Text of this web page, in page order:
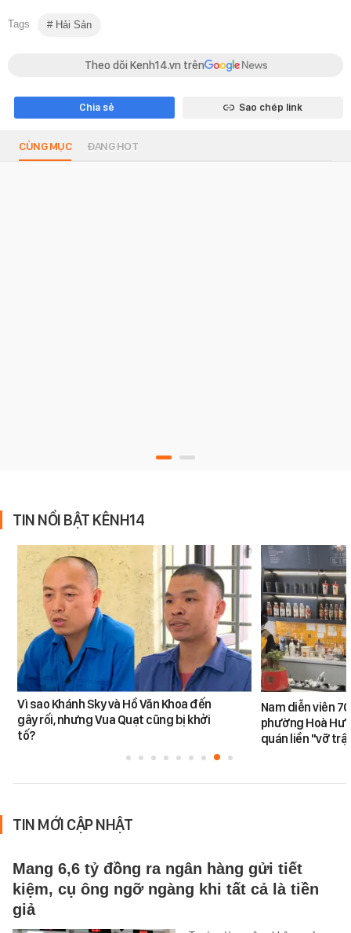
Tags Hải Sản
Theo dõi Kenh14.vn trên
Chia sẻ Sao chép link
CÙNG MỤC ĐANG HOT
TIN NỔI BẬT KÊNH14
Vì sao Khánh Sky và Hồ Văn Khoa đến
gây rối, nhưng Vua Quạt cũng bị khởi
tố?
Nam diễn viên
phường Hoà
quán liền "vỡ
TIN MỚI CẬP NHẬT
Mang 6,6 tỷ đồng ra ngân hàng gửi tiết
kiệm, cụ ông ngỡ ngàng khi tất cả là tiền
giả